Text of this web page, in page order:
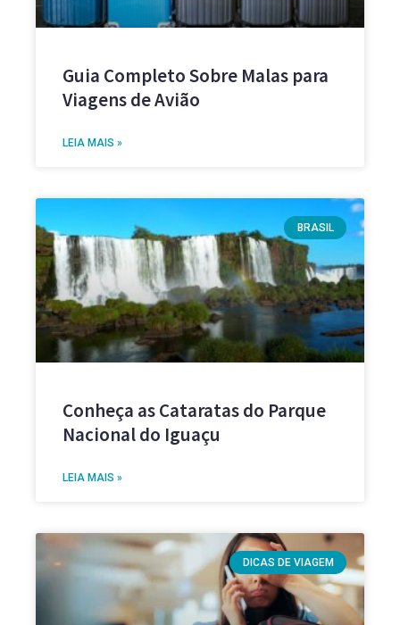
Guia Completo Sobre Malas para
Viagens de Avião
LEIA MAIS »
BRASIL
Conheça as Cataratas do Parque
Nacional do Iguaçu
LEIA MAIS »
DICAS DE VIAGEM